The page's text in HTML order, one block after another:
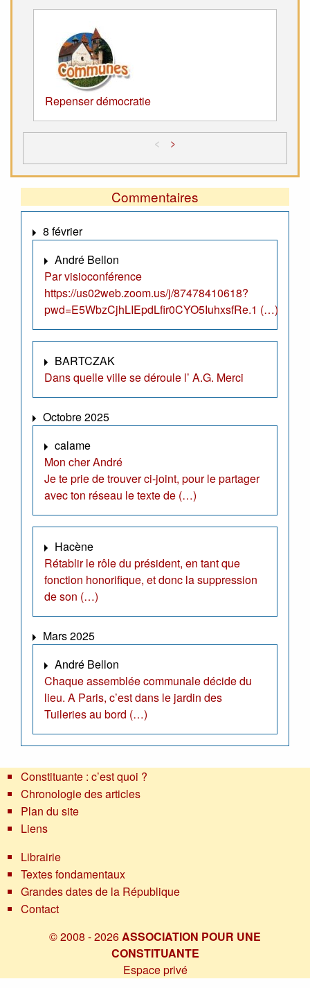
Repenser démocratie
< >
Commentaires
8 février
André Bellon
Par visioconférence
https://us02web.zoom.us/j/87478410618?
pwd=E5WbzCjhLIEpdLfir0CYO5IuhxsfRe.1 (…)
BARTCZAK
Dans quelle ville se déroule l’ A.G. Merci
Octobre 2025
calame
Mon cher André
Je te prie de trouver ci-joint, pour le partager
avec ton réseau le texte de (…)
Hacène
Rétablir le rôle du président, en tant que
fonction honorifique, et donc la suppression
de son (…)
Mars 2025
André Bellon
Chaque assemblée communale décide du
lieu. A Paris, c’est dans le jardin des
Tuileries au bord (…)
Constituante : c’est quoi ?
Chronologie des articles
Plan du site
Liens
Librairie
Textes fondamentaux
Grandes dates de la République
Contact
© 2008 - 2026ASSOCIATION POUR UNE
CONSTITUANTE
Espace privé